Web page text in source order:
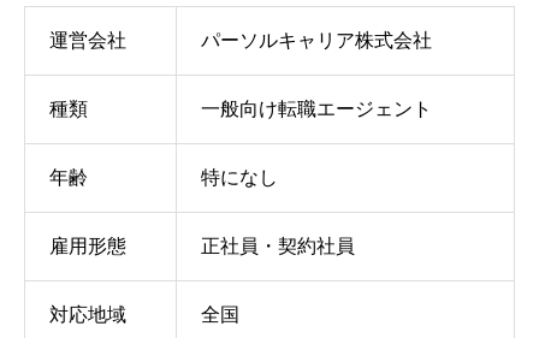
運営会社 パーソルキャリア株式会社
種類 一般向け転職エージェント
年齢 特になし
雇用形態 正社員・契約社員
対応地域 全国